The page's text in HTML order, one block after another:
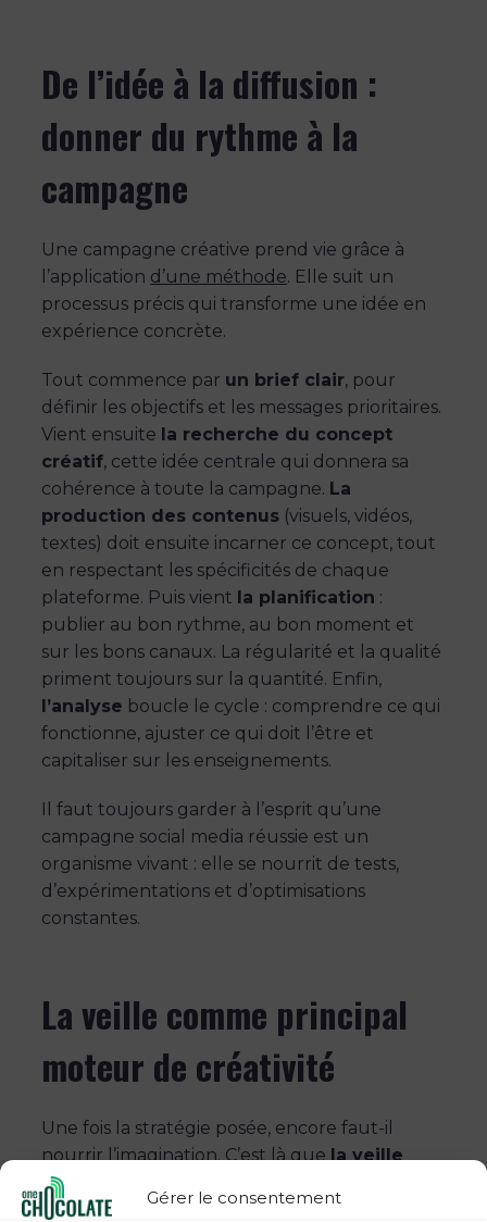
Gérer le consentement
De l’idée à la diffusion :
donner du rythme à la
campagne
Une campagne créative prend vie grâce à
l’application d’une méthode. Elle suit un
processus précis qui transforme une idée en
expérience concrète.
Tout commence par un brief clair, pour
définir les objectifs et les messages prioritaires.
Vient ensuite la recherche du concept
créatif, cette idée centrale qui donnera sa
cohérence à toute la campagne. La
production des contenus (visuels, vidéos,
textes) doit ensuite incarner ce concept, tout
en respectant les spécificités de chaque
plateforme. Puis vient la planification :
publier au bon rythme, au bon moment et
sur les bons canaux. La régularité et la qualité
priment toujours sur la quantité. Enfin,
l’analyse boucle le cycle : comprendre ce qui
fonctionne, ajuster ce qui doit l’être et
capitaliser sur les enseignements.
Il faut toujours garder à l’esprit qu’une
campagne social media réussie est un
organisme vivant : elle se nourrit de tests,
d’expérimentations et d’optimisations
constantes.
La veille comme principal
moteur de créativité
Une fois la stratégie posée, encore faut-il
nourrir l’imagination. C’est là quela veille
entre en jeu. La créativité ne surgit pas de
nulle part : elle se construit au contact du